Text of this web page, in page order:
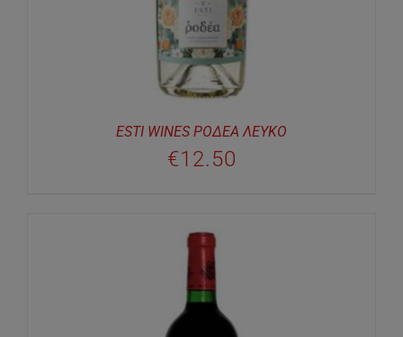
ESTI WINES ΡΟΔΕΑ ΛΕΥΚΟ
€12.50